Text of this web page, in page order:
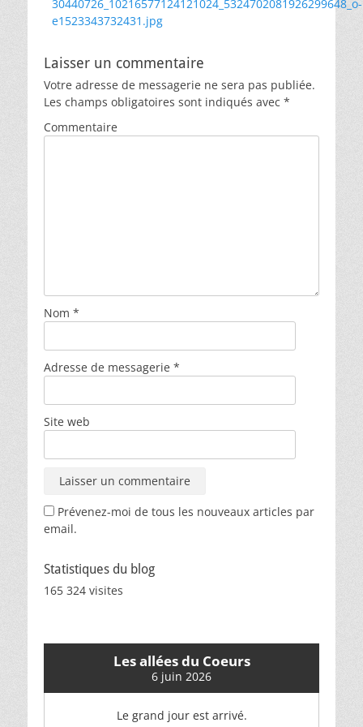
l’article
précédent :
30440726_10216577124121024_5324702081926299648_o-
e1523343732431.jpg
Laisser un commentaire
Votre adresse de messagerie ne sera pas publiée.
Les champs obligatoires sont indiqués avec *
Commentaire
Nom *
Adresse de messagerie *
Site web
Prévenez-moi de tous les nouveaux articles par
email.
Statistiques du blog
165 324 visites
Les allées du Coeurs
6 juin 2026
Le grand jour est arrivé.